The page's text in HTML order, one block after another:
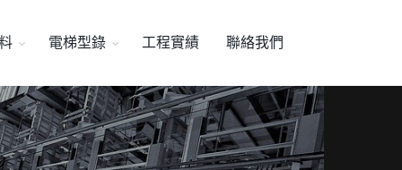
電梯型錄 工程實績 聯絡我們